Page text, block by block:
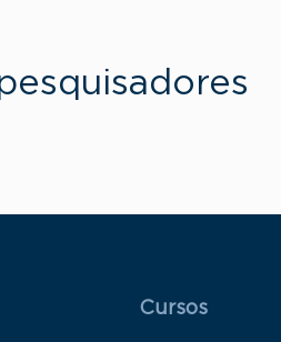
Menu Rodapé 1
Cursos